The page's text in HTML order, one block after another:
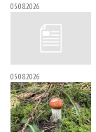
05.08.2026
05.08.2026